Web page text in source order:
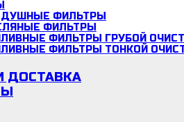
ИНН/КПП: 5038166942/
ФИЛЬТРЫ
ФИЛЬТРЫ
ФИЛЬТРЫ ГРУБОЙ
ФИЛЬТРЫ ТОНКОЙ
ДОСТАВКА